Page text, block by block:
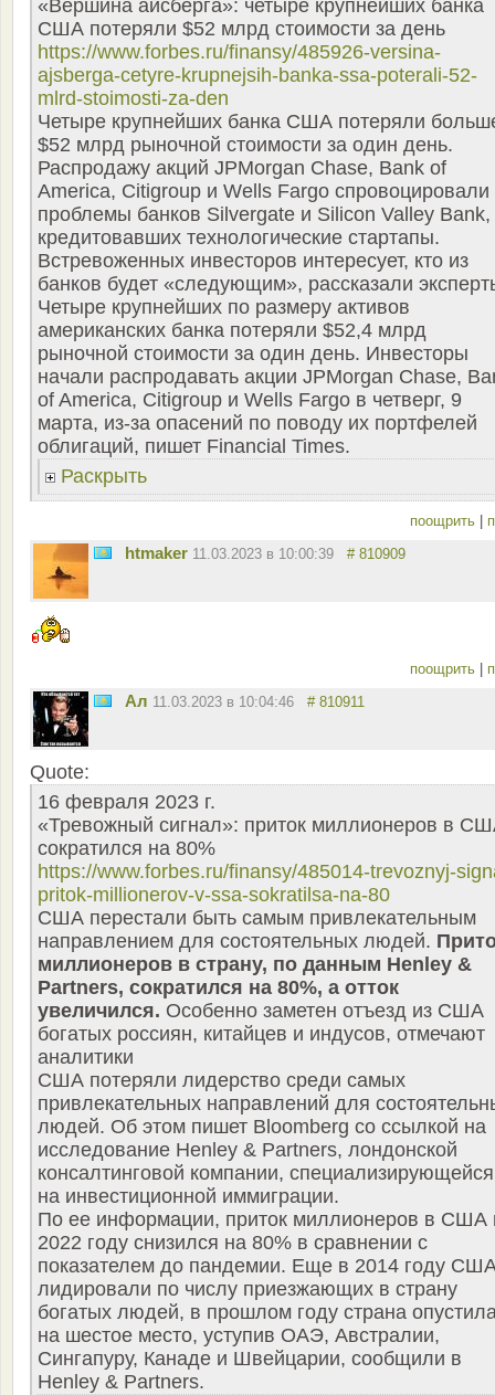
«Вершина айсберга»: четыре крупнейших банка
США потеряли $52 млрд стоимости за день
https://www.forbes.ru/finansy/485926-versina-
ajsberga-cetyre-krupnejsih-banka-ssa-poterali-52-
mlrd-stoimosti-za-den
Четыре крупнейших банка США потеряли
$52 млрд рыночной стоимости за один день.
Распродажу акций JPMorgan Chase, Bank of
America, Citigroup и Wells Fargo спровоцировали
проблемы банков Silvergate и Silicon Valley Bank,
кредитовавших технологические стартапы.
Встревоженных инвесторов интересует, кто из
банков будет «следующим», рассказали
Четыре крупнейших по размеру активов
американских банка потеряли $52,4 млрд
рыночной стоимости за один день. Инвесторы
начали распродавать акции JPMorgan Chase,
of America, Citigroup и Wells Fargo в четверг, 9
марта, из-за опасений по поводу их портфелей
облигаций, пишет Financial Times.
Раскрыть
поощрить
htmaker 11.03.2023 в 10:00:39 # 810909
поощрить
Ал 11.03.2023 в 10:04:46 # 810911
Quote:
16 февраля 2023 г.
«Тревожный сигнал»: приток миллионеров в
сократился на 80%
https://www.forbes.ru/finansy/485014-trevoznyj-
pritok-millionerov-v-ssa-sokratilsa-na-80
США перестали быть самым привлекательным
направлением для состоятельных людей.
миллионеров в страну, по данным Henley &
Partners, сократился на 80%, а отток
увеличился. Особенно заметен отъезд из США
богатых россиян, китайцев и индусов, отмечают
аналитики
США потеряли лидерство среди самых
привлекательных направлений для
людей. Об этом пишет Bloomberg со ссылкой на
исследование Henley & Partners, лондонской
консалтинговой компании, специализирующейся
на инвестиционной иммиграции.
По ее информации, приток миллионеров в США
2022 году снизился на 80% в сравнении с
показателем до пандемии. Еще в 2014 году
лидировали по числу приезжающих в страну
богатых людей, в прошлом году страна
на шестое место, уступив ОАЭ, Австралии,
Сингапуру, Канаде и Швейцарии, сообщили в
Henley & Partners.